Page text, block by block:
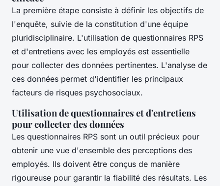
La première étape consiste à définir les objectifs de
l'enquête, suivie de la constitution d'une équipe
pluridisciplinaire. L'utilisation de questionnaires RPS
et d'entretiens avec les employés est essentielle
pour collecter des données pertinentes. L'analyse de
ces données permet d'identifier les principaux
facteurs de risques psychosociaux.
Utilisation de questionnaires et d'entretiens
pour collecter des données
Les questionnaires RPS sont un outil précieux pour
obtenir une vue d'ensemble des perceptions des
employés. Ils doivent être conçus de manière
rigoureuse pour garantir la fiabilité des résultats. Les